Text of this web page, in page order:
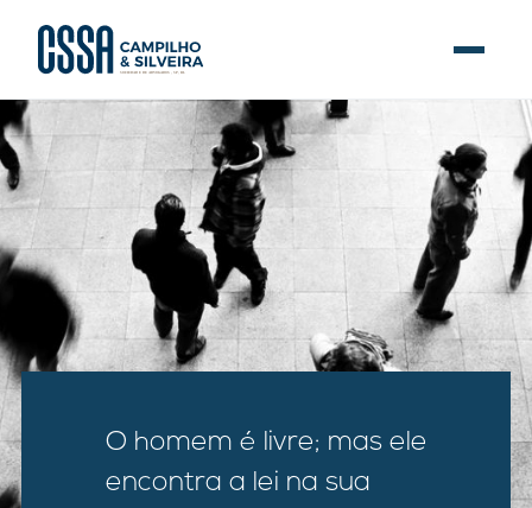
O homem é livre; mas ele
encontra a lei na sua